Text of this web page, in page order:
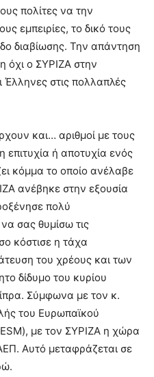
πολίτες να την
εμπειρίες, το δικό τους
διαβίωσης. Την απάντηση
όχι ο ΣΥΡΙΖΑ στην
στις πολλαπλές
και… αριθμοί με τους
επιτυχία ή αποτυχία ενός
κόμμα το οποίο ανέλαβε
ανέβηκε στην εξουσία
πολύ
σας θυμίσω τις
κόστισε η τάχα
του χρέους και των
δίδυμο του κυρίου
Σύμφωνα με τον κ.
του Ευρωπαϊκού
με τον ΣΥΡΙΖΑ η χώρα
Αυτό μεταφράζεται σε